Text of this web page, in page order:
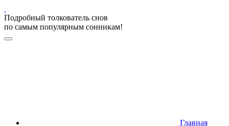
Подробный толкователь снов
по самым популярным сонникам!
Главная